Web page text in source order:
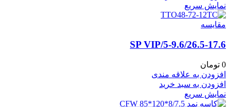
نمایش سریع
مقايسه
5-9.6/26.5-17.6/SP VIP
0 تومان
افزودن به علاقه مندی
افزودن به سبد خرید
نمایش سریع